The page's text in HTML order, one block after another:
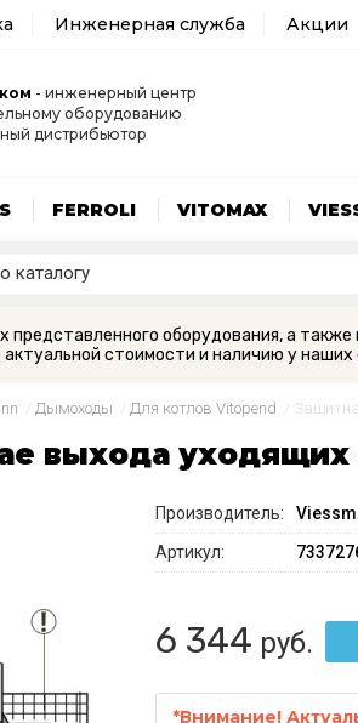
Инженерная служба Акции
- инженерный центр
оборудованию
дистрибьютор
FERROLI VITOMAX
представленного оборудования, а
стоимости и наличию у
Дымоходы Для котлов Vitopend
выхода уходящих
Производитель:
Артикул:
6 344 руб.
*Внимание!